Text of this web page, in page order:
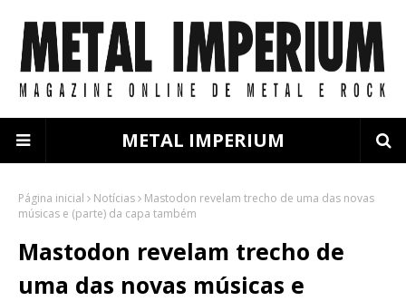
METAL IMPERIUM
Página inicial Notícias
Mastodon revelam trecho de uma das novas
músicas e (parte) da capa também
Mastodon revelam trecho de
uma das novas músicas e